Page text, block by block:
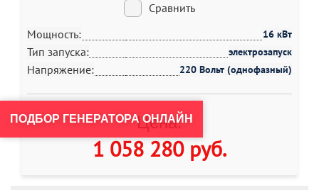
Сравнить
Мощность:
16 кВт
Тип запуска: электрозапуск
Напряжение: 220 Вольт (однофазный)
Цена:
1 058 280 руб.
ПОДБОР ГЕНЕРАТОРА ОНЛАЙН